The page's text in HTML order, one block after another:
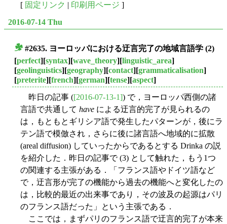
[ 固定リンク | 印刷用ページ ]
2016-07-14 Thu
#2635. ヨーロッパにおける迂言完了の地域言語学 (2)
[perfect][syntax][wave_theory][linguistic_area]
[geolinguistics][geography][contact][grammaticalisation]
[preterite][french][german][tense][aspect]
昨日の記事 ([2016-07-13-1]) で，ヨーロッパ西側の諸
言語で共通して have による迂言的完了が見られるの
は，もともとギリシア語で発生したパターンが，後にラ
テン語で模倣され，さらに後に諸言語へ地域的に拡散
(areal diffusion) していったからであるとする Drinka の説
を紹介した．昨日の記事で (3) として触れた，もう1つ
の関連する主張がある．「フランス語やドイツ語など
で，迂言形が完了の機能から過去の機能へと変化したの
は，比較的最近の出来事であり，その波及の起源はパリ
のフランス語だった」という主張である．
ここでは，まずパリのフランス語で迂言的完了が本来